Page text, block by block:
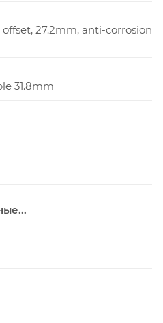
27.2mm, anti-corrosion
31.8mm